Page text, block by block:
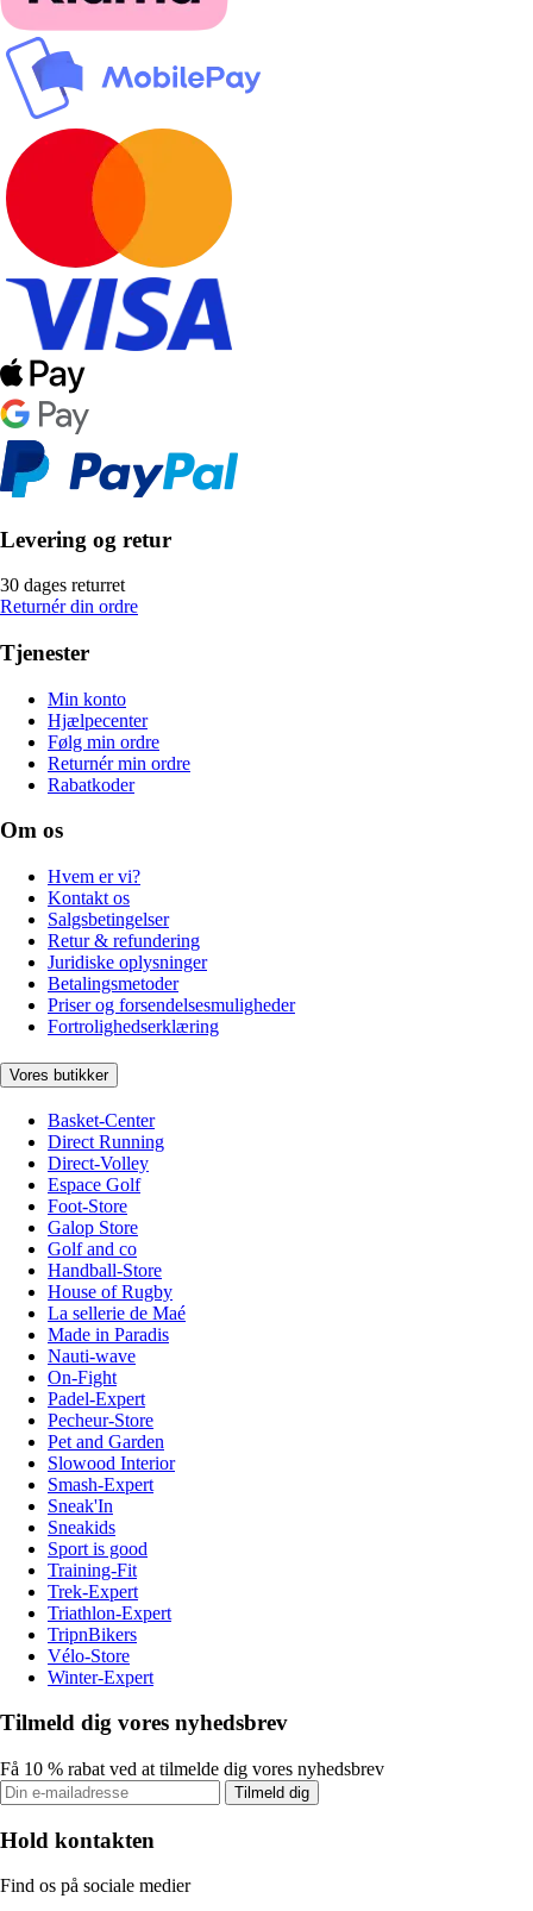
Levering og retur
30 dages returret
Returnér din ordre
Tjenester
Min konto
Hjælpecenter
Følg min ordre
Returnér min ordre
Rabatkoder
Om os
Hvem er vi?
Kontakt os
Salgsbetingelser
Retur & refundering
Juridiske oplysninger
Betalingsmetoder
Priser og forsendelsesmuligheder
Fortrolighedserklæring
Vores butikker
Basket-Center
Direct Running
Direct-Volley
Espace Golf
Foot-Store
Galop Store
Golf and co
Handball-Store
House of Rugby
La sellerie de Maé
Made in Paradis
Nauti-wave
On-Fight
Padel-Expert
Pecheur-Store
Pet and Garden
Slowood Interior
Smash-Expert
Sneak'In
Sneakids
Sport is good
Training-Fit
Trek-Expert
Triathlon-Expert
TripnBikers
Vélo-Store
Winter-Expert
Tilmeld dig vores nyhedsbrev
Få 10 % rabat ved at tilmelde dig vores nyhedsbrev
Tilmeld dig
Hold kontakten
Find os på sociale medier